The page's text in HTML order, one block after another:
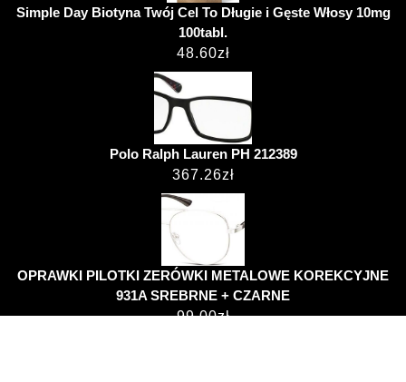
Simple Day Biotyna Twój Cel To Długie i Gęste Włosy 10mg
100tabl.
48.60zł
Polo Ralph Lauren PH 212389
367.26zł
OPRAWKI PILOTKI ZERÓWKI METALOWE KOREKCYJNE
931A SREBRNE + CZARNE
99.00zł